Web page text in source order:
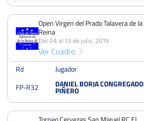
XL Open Ciudad de Linares
Del 30 al 04 de agosto, 2019
Cuartos
250 Puntos
Del 04 al 13 de julio, 2019
Dura
Open Virgen del Prado Talavera de la
Reina
Del 04 al 13 de julio, 2019
Ver Cuadro
Rd Jugador
FP-R32
DANIEL BORJA CONGREGADO
PIÑERO